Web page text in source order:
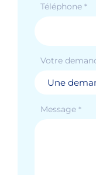
Téléphone *
Votre
Message *